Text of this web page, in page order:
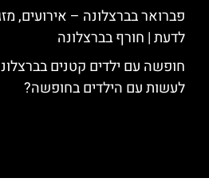
פברואר בברצלונה – אירועים,
לדעת | חורף בברצלונה
חופשה עם ילדים קטנים
לעשות עם הילדים בחופשה?